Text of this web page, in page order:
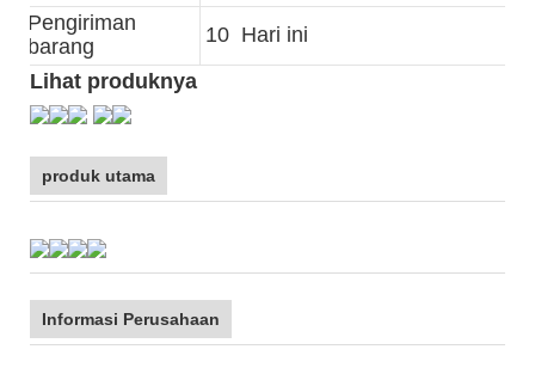
Pengiriman
barang
10 Hari ini
Lihat produknya
produk utama
Informasi Perusahaan